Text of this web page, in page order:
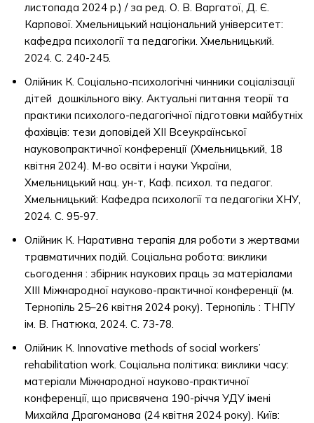
листопада 2024 р.) / за ред. О. В. Варгатої, Д. Є.
Карпової. Хмельницький національний університет:
кафедра психології та педагогіки. Хмельницький.
2024. С. 240-245.
Олійник К. Соціально-психологічні чинники соціалізації
дітей дошкільного віку. Актуальні питання теорії та
практики психолого-педагогічної підготовки майбутніх
фахівців: тези доповідей ХІІ Всеукраїнської
науковопрактичної конференції (Хмельницький, 18
квітня 2024). М-во освіти і науки України,
Хмельницький нац. ун-т, Каф. психол. та педагог.
Хмельницький: Кафедра психології та педагогіки ХНУ,
2024. С. 95-97.
Олійник К. Наративна терапія для роботи з жертвами
травматичних подій. Соціальна робота: виклики
сьогодення : збірник наукових праць за матеріалами
ХІІІ Міжнародної науково-практичної конференції (м.
Тернопіль 25–26 квітня 2024 року). Тернопіль : ТНПУ
ім. В. Гнатюка, 2024. С. 73-78.
Олійник К. Innovative methods of social workers’
rehabilitation work. Соціальна політика: виклики часу:
матеріали Міжнародної науково-практичної
конференції, що присвячена 190-річчя УДУ імені
Михайла Драгоманова (24 квітня 2024 року). Київ: